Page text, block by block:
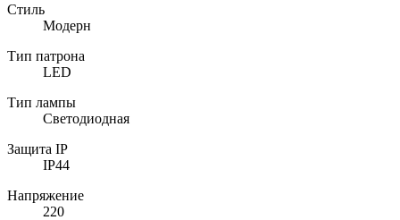
Стиль
Модерн
Тип патрона
LED
Тип лампы
Светодиодная
Защита IP
IP44
Напряжение
220